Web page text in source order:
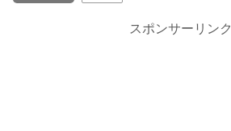
スポンサーリンク